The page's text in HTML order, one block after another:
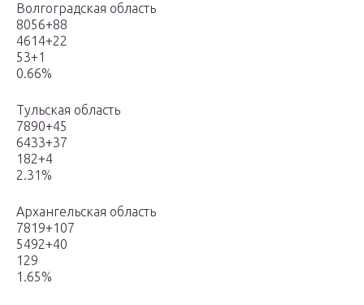
Волгоградская область
8056+88
4614+22
53+1
0.66%
Тульская область
7890+45
6433+37
182+4
2.31%
Архангельская область
7819+107
5492+40
129
1.65%